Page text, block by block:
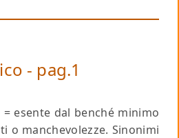
- pag.1
= esente dal benché minimo
o manchevolezze. Sinonimi